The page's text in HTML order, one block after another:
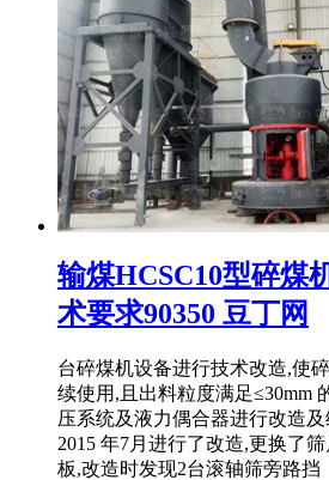
输煤HCSC10型碎煤
术要求90350 豆丁网
台碎煤机设备进行技术改造,使
续使用,且出料粒度满足≤30mm
压系统及液力偶合器进行改造
2015 年7月进行了改造,更换了
板,改造时发现2台滚轴筛旁路挡